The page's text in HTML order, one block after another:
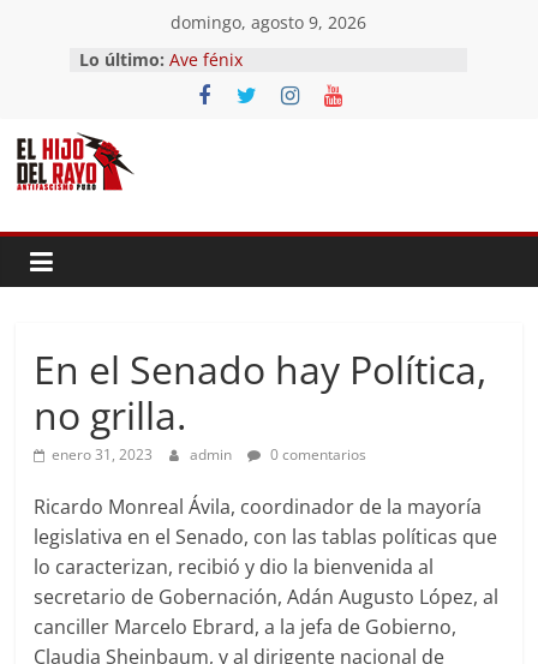
contenido
domingo, agosto 9, 2026
Lo último:
El segundo (Del II Tomo del
Pandemonium)
Ave fénix
¿Dios no existe?
En el Senado hay Política,
no grilla.
enero 31, 2023 admin 0 comentarios
Ricardo Monreal Ávila, coordinador de la mayoría
legislativa en el Senado, con las tablas políticas que
lo caracterizan, recibió y dio la bienvenida al
secretario de Gobernación, Adán Augusto López, al
canciller Marcelo Ebrard, a la jefa de Gobierno,
Claudia Sheinbaum, y al dirigente nacional de